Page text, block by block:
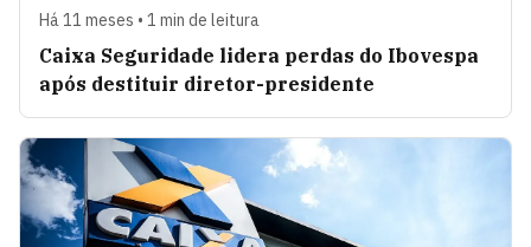
Há 11 meses • 1 min de leitura
Caixa Seguridade lidera perdas do Ibovespa
após destituir diretor-presidente